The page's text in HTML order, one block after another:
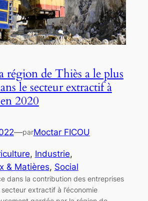
région de Thiès a le plus
le secteur extractif à
2020
—parMoctar FICOU
, Industrie
& Matières, Social
dans la contribution des entreprises
extractif à l’économie